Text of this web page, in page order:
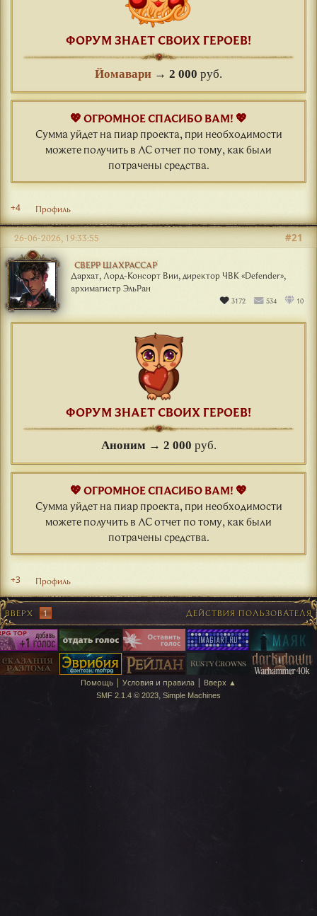
ФОРУМ ЗНАЕТ СВОИХ ГЕРОЕВ!
Йомавари → 2 000 руб.
💖 ОГРОМНОЕ СПАСИБО ВАМ! 💖
Сумма уйдет на пиар проекта, при необходимости
можете получить в ЛС отчет по тому, как были
потрачены средства.
+4 Профиль
СВЕРР ШАХРАССАР
Дархат, Лорд-Консорт Вии, директор ЧВК «Defender»,
архимагистр ЭльРан
3172 534 10
#21
26-06-2026, 19:33:55
ФОРУМ ЗНАЕТ СВОИХ ГЕРОЕВ!
Аноним → 2 000 руб.
💖 ОГРОМНОЕ СПАСИБО ВАМ! 💖
Сумма уйдет на пиар проекта, при необходимости
можете получить в ЛС отчет по тому, как были
потрачены средства.
+3 Профиль
ВВЕРХ 1 ДЕЙСТВИЯ ПОЛЬЗОВАТЕЛЯ
Помощь | Условия и правила | Вверх ▲
SMF 2.1.4 © 2023, Simple Machines